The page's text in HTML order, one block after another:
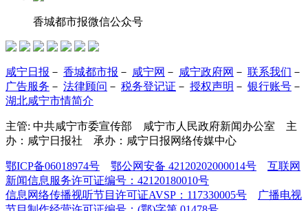
香城都市报微信公众号
咸宁日报 － 香城都市报 － 咸宁网 － 咸宁政府网 － 联系我们 －
广告服务 － 法律顾问 － 税务登记证 － 授权声明 － 银行账号 －
湖北咸宁市情简介
主管: 中共咸宁市委宣传部 咸宁市人民政府新闻办公室 主
办：咸宁日报社 承办：咸宁日报网络传媒中心
鄂ICP备06018974号 鄂公网安备 42120202000014号
互联网
新闻信息服务许可证编号：42120180010号
信息网络传播视听节目许可证AVSP：117330005号
广播电视